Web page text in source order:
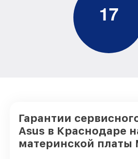
17
Гарантии
Asus в Краснодаре
материнской платы